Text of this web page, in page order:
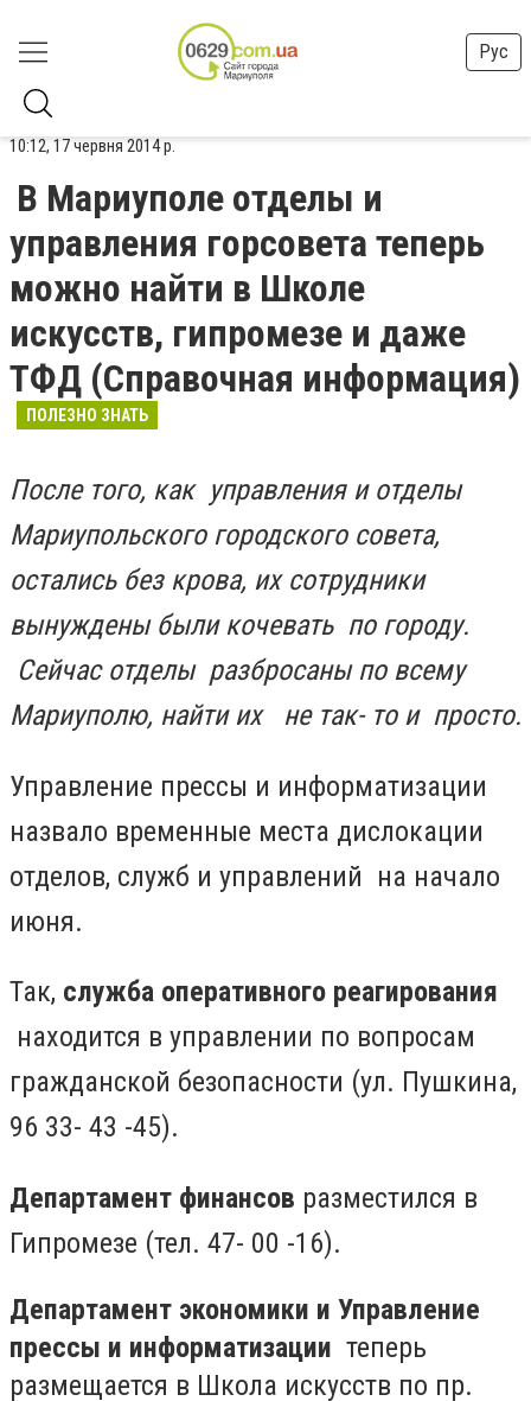
Рус
10:12, 17 червня 2014 р.
В Мариуполе отделы и
управления горсовета теперь
можно найти в Школе
искусств, гипромезе и даже
ТФД (Справочная информация)
ПОЛЕЗНО ЗНАТЬ
После того, как управления и отделы
Мариупольского городского совета,
остались без крова, их сотрудники
вынуждены были кочевать по городу.
Сейчас отделыразбросаны по всему
Мариуполю, найти их не так- то и просто.
Управление прессы и информатизации
назвало временные места дислокации
отделов, служб и управлений на начало
июня.
Так, служба оперативного реагирования
находится в управлении по вопросам
гражданской безопасности (ул. Пушкина,
96 33- 43 -45).
Департамент финансов разместился в
Гипромезе (тел. 47- 00 -16).
Департамент экономики и Управление
прессы и информатизации теперь
размещается в Школа искусств по пр.